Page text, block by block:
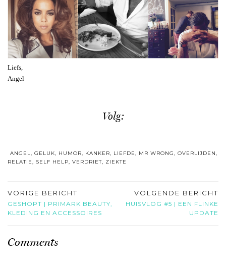
Liefs,
Angel
Volg:
ANGEL, GELUK, HUMOR, KANKER, LIEFDE, MR WRONG, OVERLIJDEN,
RELATIE, SELF HELP, VERDRIET, ZIEKTE
VORIGE BERICHT
GESHOPT | PRIMARK BEAUTY,
KLEDING EN ACCESSOIRES
VOLGENDE BERICHT
HUISVLOG #5 | EEN FLINKE
UPDATE
Comments